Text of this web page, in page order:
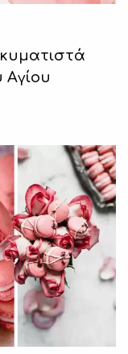
Αγίου